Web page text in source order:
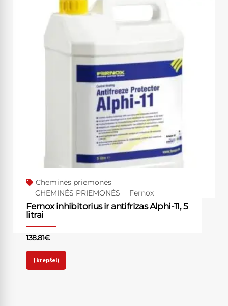
Cheminės priemonės
CHEMINĖS PRIEMONĖS
Fernox
Fernox inhibitorius ir antifrizas Alphi-11, 5
litrai
138.81€
Į krepšelį